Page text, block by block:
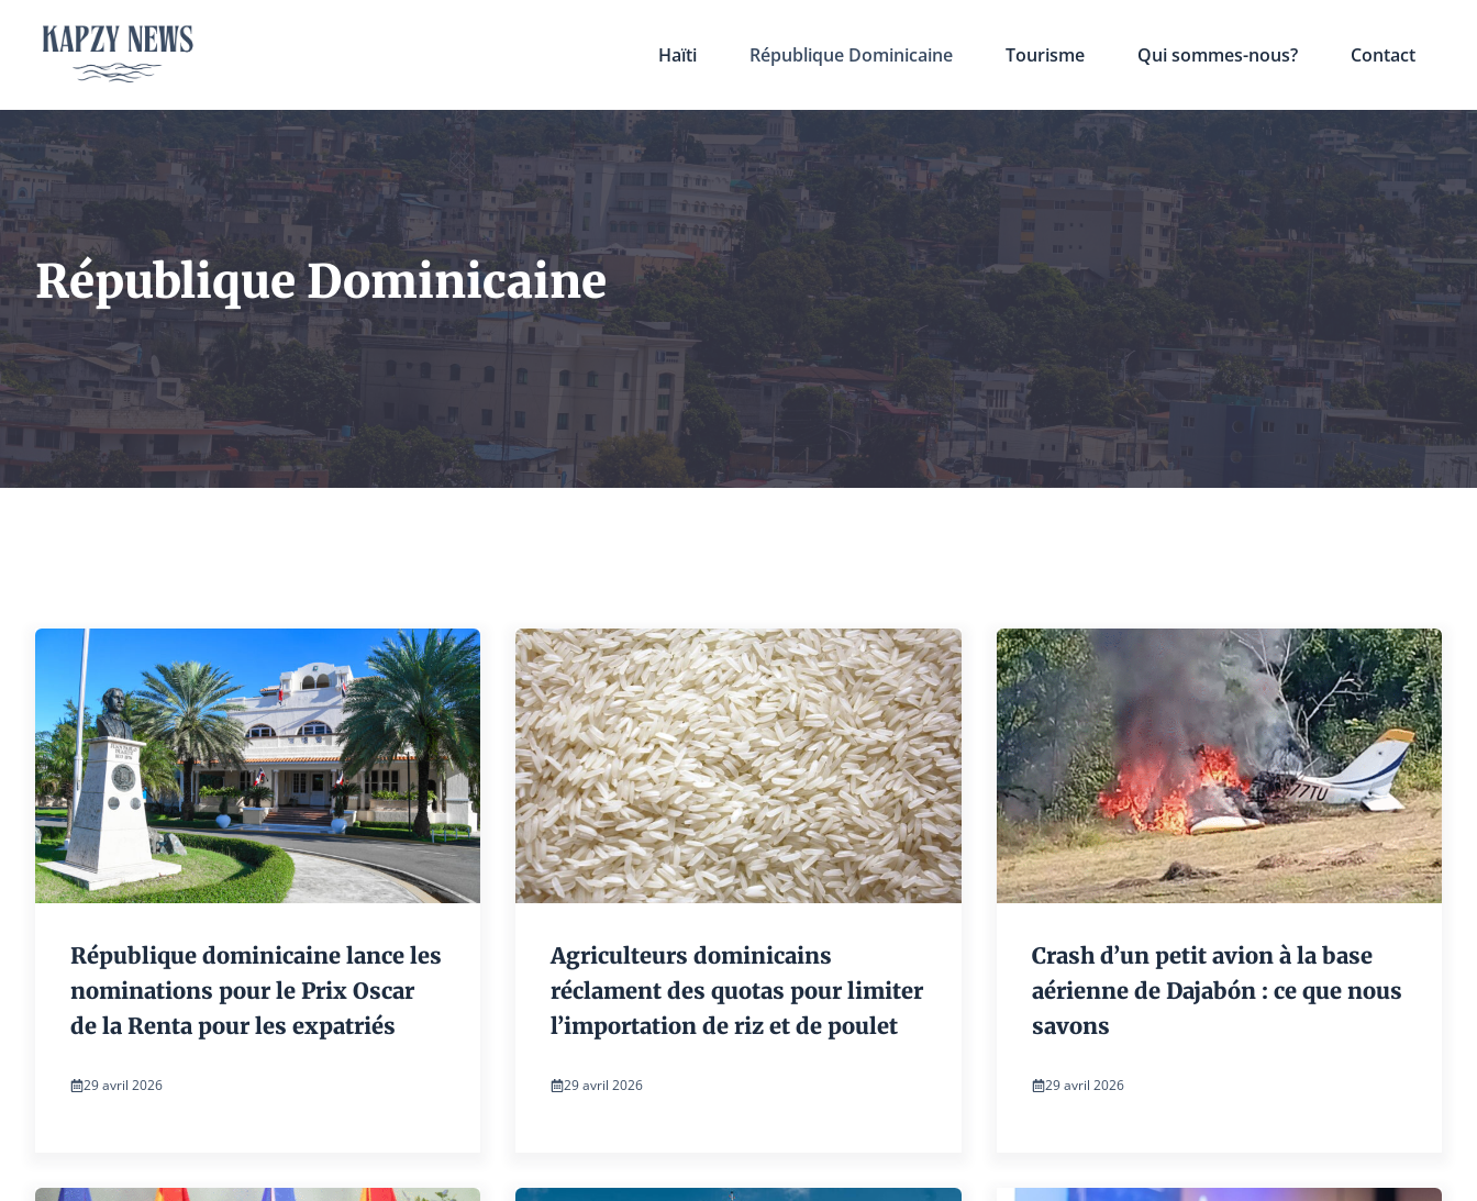
contenu
Haïti République Dominicaine Tourisme Qui sommes-nous? Contact
République Dominicaine
République dominicaine lance les
nominations pour le Prix Oscar
de la Renta pour les expatriés
29 avril 2026
Agriculteurs dominicains
réclament des quotas pour limiter
l’importation de riz et de poulet
29 avril 2026
Crash d’un petit avion à la base
aérienne de Dajabón : ce que nous
savons
29 avril 2026